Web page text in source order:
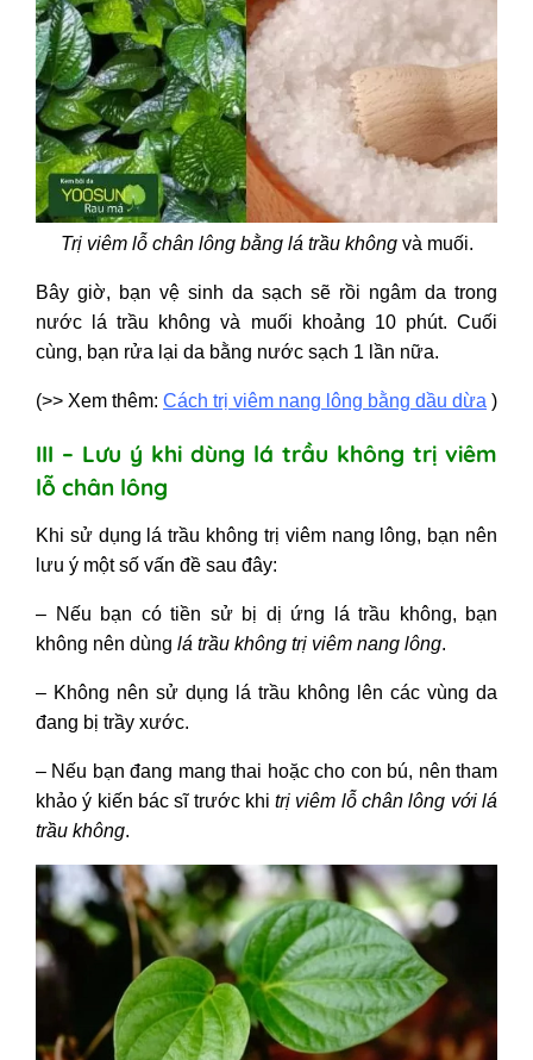
Trị viêm lỗ chân lông bằng lá trầu không và muối.
Bây giờ, bạn vệ sinh da sạch sẽ rồi ngâm da trong
nước lá trầu không và muối khoảng 10 phút. Cuối
cùng, bạn rửa lại da bằng nước sạch 1 lần nữa.
(>> Xem thêm: Cách trị viêm nang lông bằng dầu dừa )
III – Lưu ý khi dùng lá trầu không trị viêm
lỗ chân lông
Khi sử dụng lá trầu không trị viêm nang lông, bạn nên
lưu ý một số vấn đề sau đây:
– Nếu bạn có tiền sử bị dị ứng lá trầu không, bạn
không nên dùng lá trầu không trị viêm nang lông.
– Không nên sử dụng lá trầu không lên các vùng da
đang bị trầy xước.
– Nếu bạn đang mang thai hoặc cho con bú, nên tham
khảo ý kiến bác sĩ trước khitrị viêm lỗ chân lông với lá
trầu không.